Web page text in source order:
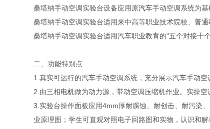
桑塔纳手动空调实验台设备应用原汽车手动空调系统为
桑塔纳手动空调实验台适用来中高等职业技术院校、普
桑塔纳手动空调实验台适用汽车职业教育的"五个对接十
二、功能特别点
1.真实可运行的汽车手动空调系统，充分展示汽车手动空
2.由三相电机做为动力源，带动空调压缩机作业。实操
3.实验台操作面板应用4mm厚耐腐蚀、耐创击、耐污染
业原理图；学生可直观对照电子回路图和实物，认识和解